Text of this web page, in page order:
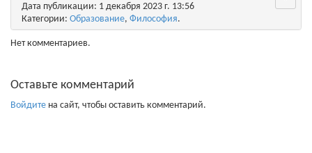
Дата публикации: 1 декабря 2023 г. 13:56
Категории: Образование, Философия.
Нет комментариев.
Оставьте комментарий
Войдите на сайт, чтобы оставить комментарий.